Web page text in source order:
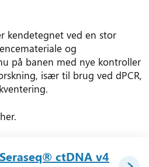
kendetegnet ved en stor
og
på banen med nye kontroller
især til brug ved dPCR,
ctDNA v4